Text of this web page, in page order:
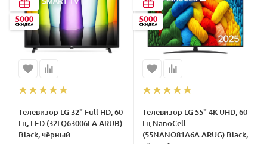
Телевизор LG 32" Full HD, 60
Гц, LED (32LQ63006LA.ARUB)
Black, чёрный
Телевизор LG 55" 4K UHD, 60
Гц NanoCell
(55NANO81A6A.ARUG) Black,